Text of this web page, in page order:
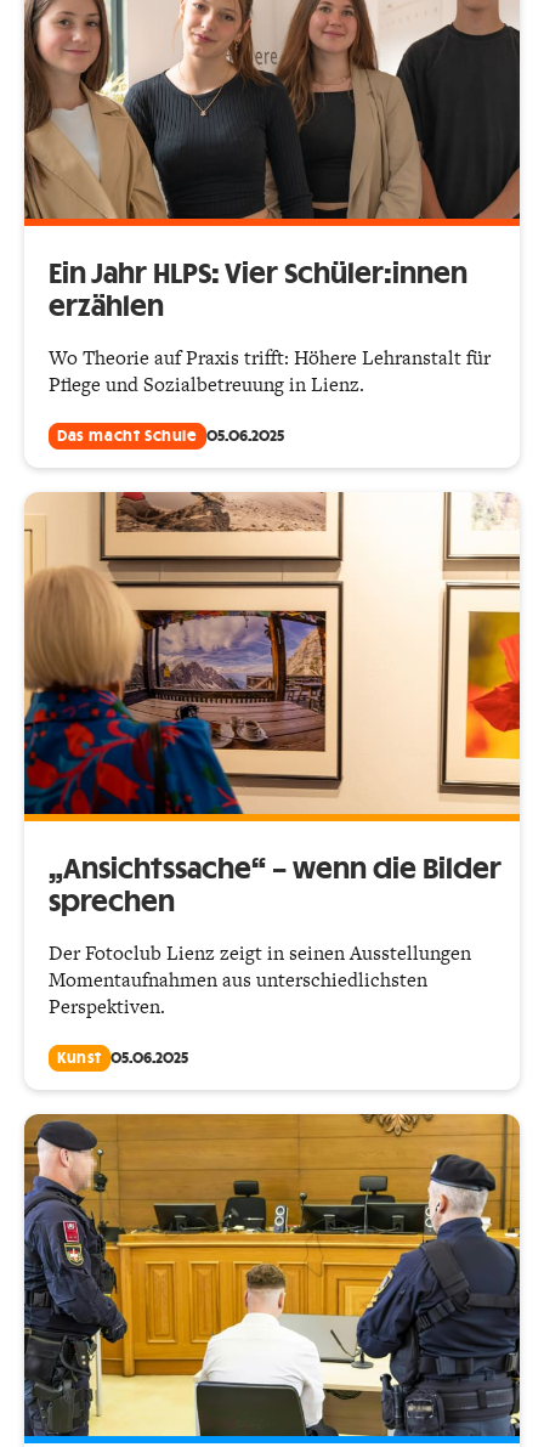
Ein Jahr HLPS: Vier Schüler:innen
erzählen
Wo Theorie auf Praxis trifft: Höhere Lehranstalt für
Pflege und Sozialbetreuung in Lienz.
Das macht Schule 05.06.2025
„Ansichtssache“ – wenn die Bilder
sprechen
Der Fotoclub Lienz zeigt in seinen Ausstellungen
Momentaufnahmen aus unterschiedlichsten
Perspektiven.
Kunst 05.06.2025